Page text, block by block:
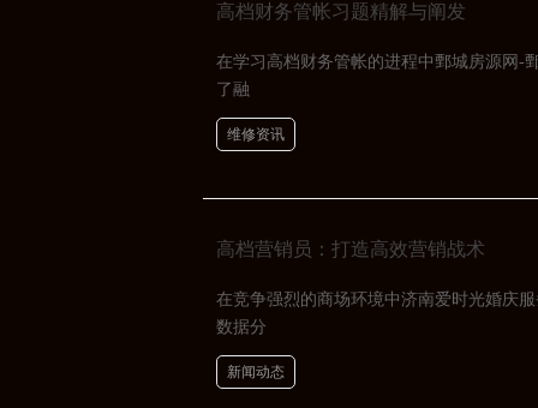
高档财务管帐习题精解与阐发
在学习高档财务管帐的进程中鄄城房源网-
了融
维修资讯
高档营销员：打造高效营销战术
在竞争强烈的商场环境中济南爱时光婚庆
数据分
新闻动态